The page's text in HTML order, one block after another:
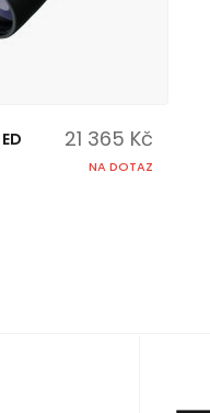
21 365 Kč
NA DOTAZ